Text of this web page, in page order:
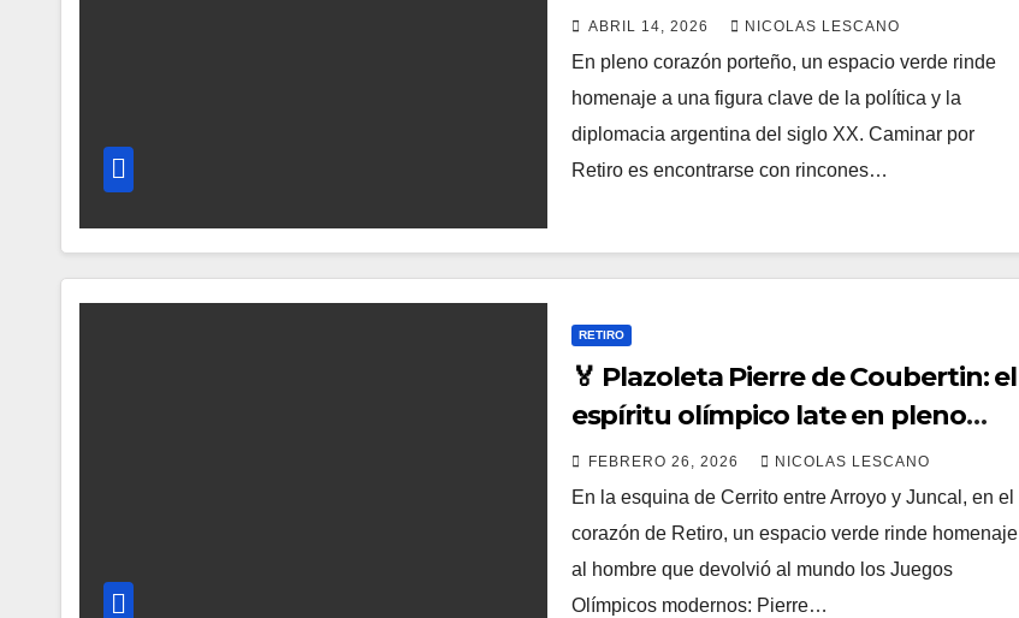
qué su nombre perdura en Retiro
ABRIL 14, 2026 NICOLAS LESCANO
En pleno corazón porteño, un espacio verde rinde
homenaje a una figura clave de la política y la
diplomacia argentina del siglo XX. Caminar por
Retiro es encontrarse con rincones…
RETIRO
🏅 Plazoleta Pierre de Coubertin: el
espíritu olímpico late en pleno
Retiro
FEBRERO 26, 2026 NICOLAS LESCANO
En la esquina de Cerrito entre Arroyo y Juncal, en el
corazón de Retiro, un espacio verde rinde homenaje
al hombre que devolvió al mundo los Juegos
Olímpicos modernos: Pierre…